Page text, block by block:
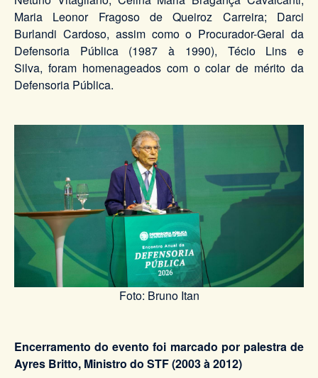
Maria Leonor Fragoso de Queiroz Carreira; Darci
Burlandi Cardoso, assim como o Procurador-Geral da
Defensoria Pública (1987 à 1990), Técio Lins e
Silva, foram homenageados com o colar de mérito da
Defensoria Pública.
Foto: Bruno Itan
Encerramento do evento foi marcado por palestra de
Ayres Britto, Ministro do STF (2003 à 2012)